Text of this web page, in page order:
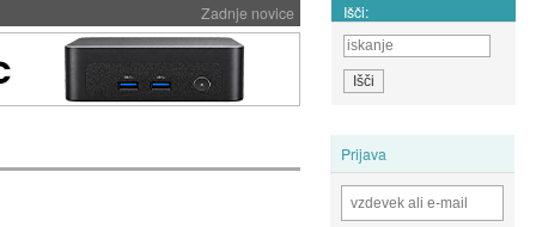
Zadnje novice Išči:
Prijava